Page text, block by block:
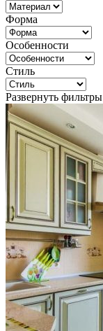
Форма
Особенности
Стиль
Развернуть фильтры